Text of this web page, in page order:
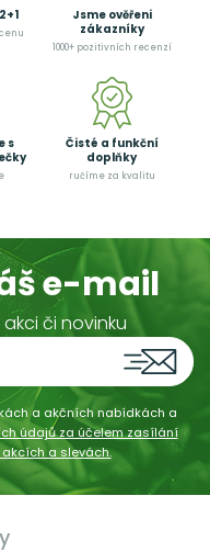
Jsme ověřeni
zákazníky
1000+ pozitivních recenzí
s
Čisté a funkční
doplňky
ručíme za kvalitu
e-mail
či novinku
a akčních nabídkách a
údajů za účelem zasílání
a slevách.